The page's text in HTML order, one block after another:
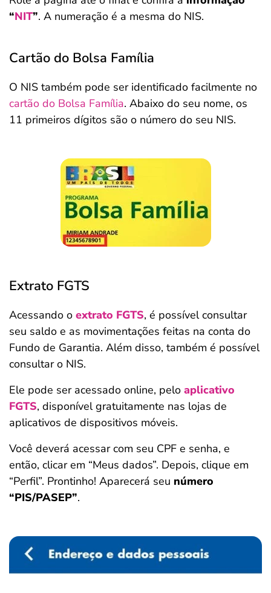
“NIT”. A numeração é a mesma do NIS.
Cartão do Bolsa Família
O NIS também pode ser identificado facilmente no
cartão do Bolsa Família. Abaixo do seu nome, os
11 primeiros dígitos são o número do seu NIS.
Extrato FGTS
Acessando o extrato FGTS, é possível consultar
seu saldo e as movimentações feitas na conta do
Fundo de Garantia. Além disso, também é possível
consultar o NIS.
Ele pode ser acessado online, pelo aplicativo
FGTS, disponível gratuitamente nas lojas de
aplicativos de dispositivos móveis.
Você deverá acessar com seu CPF e senha, e
então, clicar em “Meus dados”. Depois, clique em
“Perfil”. Prontinho! Aparecerá seu número
“PIS/PASEP”.